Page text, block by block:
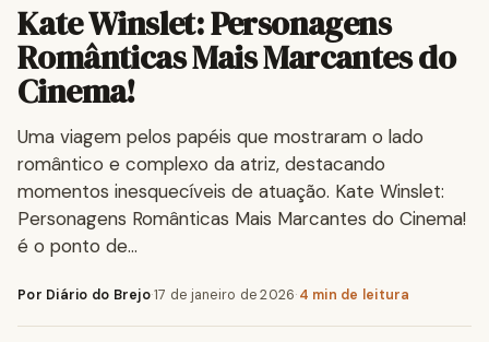
Kate Winslet: Personagens
Românticas Mais Marcantes do
Cinema!
Uma viagem pelos papéis que mostraram o lado
romântico e complexo da atriz, destacando
momentos inesquecíveis de atuação. Kate Winslet:
Personagens Românticas Mais Marcantes do Cinema!
é o ponto de…
Por Diário do Brejo·17 de janeiro de 2026·4 min de leitura